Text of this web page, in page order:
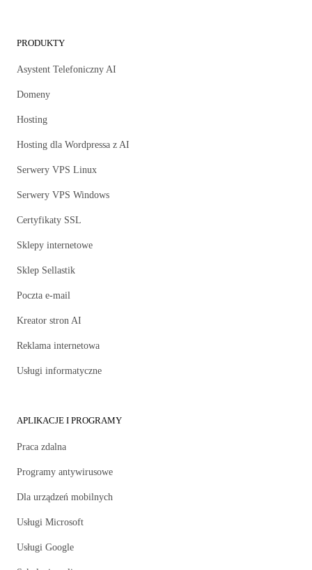
PRODUKTY
Asystent Telefoniczny AI
Domeny
Hosting
Hosting dla Wordpressa z AI
Serwery VPS Linux
Serwery VPS Windows
Certyfikaty SSL
Sklepy internetowe
Sklep Sellastik
Poczta e-mail
Kreator stron AI
Reklama internetowa
Usługi informatyczne
APLIKACJE I PROGRAMY
Praca zdalna
Programy antywirusowe
Dla urządzeń mobilnych
Usługi Microsoft
Usługi Google